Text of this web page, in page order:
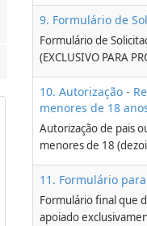
9. Formulário de
Formulário de
(EXCLUSIVO PARA
10. Autorização -
menores de 18
Autorização de pais
menores de 18
11. Formulário
Formulário final que
apoiado